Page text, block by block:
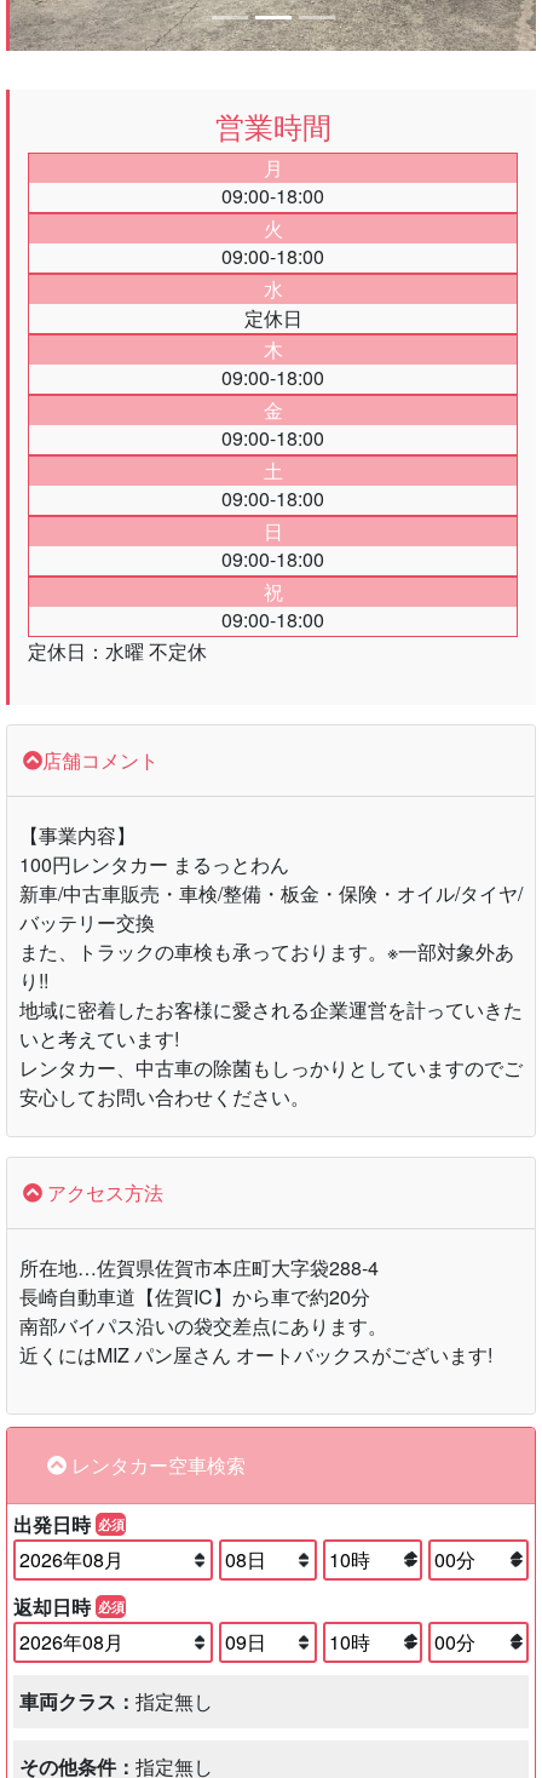
営業時間
月
09:00-18:00
火
09:00-18:00
水
定休日
木
09:00-18:00
金
09:00-18:00
土
09:00-18:00
日
09:00-18:00
祝
09:00-18:00
定休日：水曜 不定休
店舗コメント
【事業内容】
100円レンタカー まるっとわん
新車/中古車販売・車検/整備・板金・保険・オイル/タイヤ/
バッテリー交換
また、トラックの車検も承っております。※一部対象外あ
り!!
地域に密着したお客様に愛される企業運営を計っていきた
いと考えています!
レンタカー、中古車の除菌もしっかりとしていますのでご
安心してお問い合わせください。
アクセス方法
所在地…佐賀県佐賀市本庄町大字袋288-4
長崎自動車道【佐賀IC】から車で約20分
南部バイパス沿いの袋交差点にあります。
近くにはMIZ パン屋さん オートバックスがございます!
レンタカー空車検索
出発日時 必須
返却日時 必須
車両クラス： 指定無し
その他条件： 指定無し